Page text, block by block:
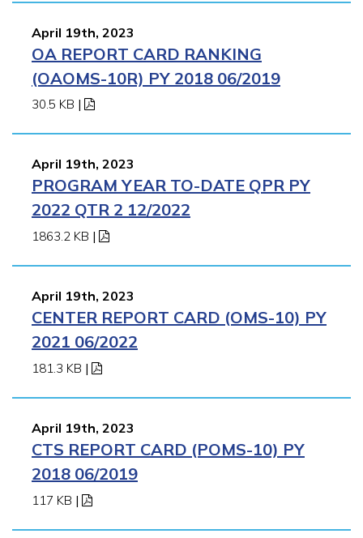
April 19th, 2023
OA REPORT CARD RANKING
(OAOMS-10R) PY 2018 06/2019
30.5 KB |
April 19th, 2023
PROGRAM YEAR TO-DATE QPR PY
2022 QTR 2 12/2022
1863.2 KB |
April 19th, 2023
CENTER REPORT CARD (OMS-10) PY
2021 06/2022
181.3 KB |
April 19th, 2023
CTS REPORT CARD (POMS-10) PY
2018 06/2019
117 KB |